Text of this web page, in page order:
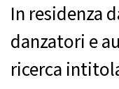
In residenza
danzatori e
ricerca